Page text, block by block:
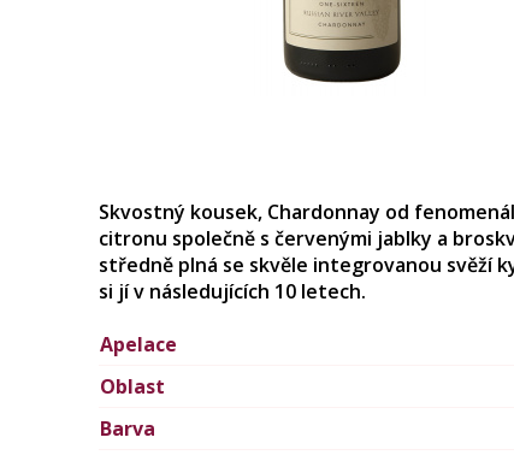
Apelace
Oblast
Barva
Skvostný kousek, Chardonnay od
citronu společně s červenými jablky a
středně plná se skvěle integrovanou svěží
si jí v následujících 10 letech.